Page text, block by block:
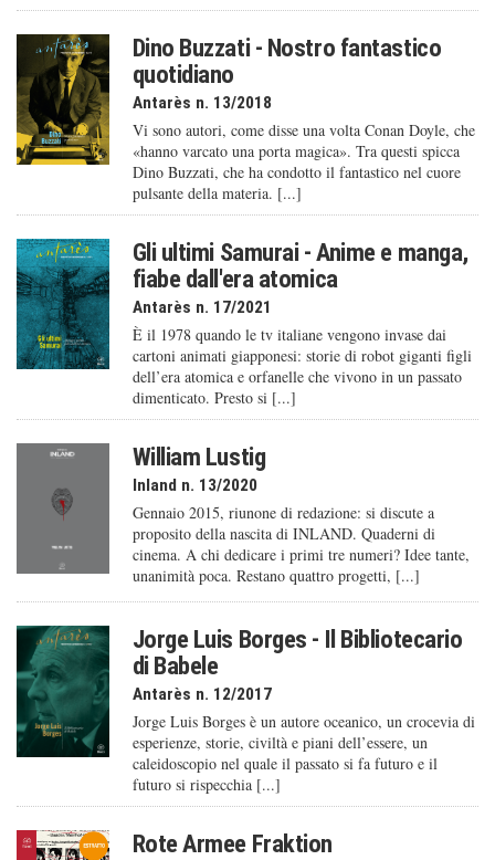
Dino Buzzati - Nostro fantastico
quotidiano
Antarès n. 13/2018
Vi sono autori, come disse una volta Conan Doyle, che
«hanno varcato una porta magica». Tra questi spicca
Dino Buzzati, che ha condotto il fantastico nel cuore
pulsante della materia. [...]
Gli ultimi Samurai - Anime e manga,
fiabe dall'era atomica
Antarès n. 17/2021
È il 1978 quando le tv italiane vengono invase dai
cartoni animati giapponesi: storie di robot giganti figli
dell’era atomica e orfanelle che vivono in un passato
dimenticato. Presto si [...]
William Lustig
Inland n. 13/2020
Gennaio 2015, riunone di redazione: si discute a
proposito della nascita di INLAND. Quaderni di
cinema. A chi dedicare i primi tre numeri? Idee tante,
unanimità poca. Restano quattro progetti, [...]
Jorge Luis Borges - Il Bibliotecario
di Babele
Antarès n. 12/2017
Jorge Luis Borges è un autore oceanico, un crocevia di
esperienze, storie, civiltà e piani dell’essere, un
caleido­scopio nel quale il passato si fa futuro e il
futuro si rispecchia [...]
Rote Armee Fraktion